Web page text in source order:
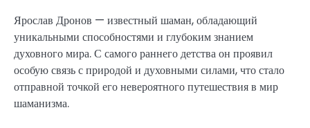
Ярослав Дронов — известный шаман, обладающий
уникальными способностями и глубоким знанием
духовного мира. С самого раннего детства он проявил
особую связь с природой и духовными силами, что стало
отправной точкой его невероятного путешествия в мир
шаманизма.